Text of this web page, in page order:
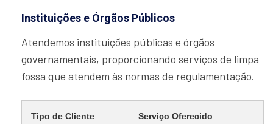
Instituições e Órgãos Públicos
Atendemos instituições públicas e órgãos
governamentais, proporcionando serviços de limpa
fossa que atendem às normas de regulamentação.
Tipo de Cliente Serviço Oferecido